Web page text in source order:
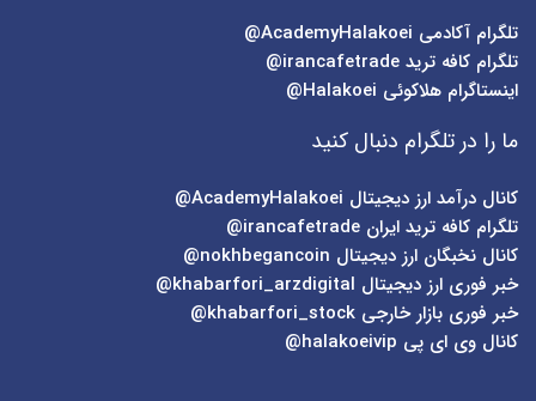
تلگرام آکادمی
تلگرام کافه ترید irancafetrade@
اینستاگرام هلاکوئی Halakoei@
ما را در تلگرام دنبال کنید
کانال درآمد ارز دیجیتال AcademyHalakoei@
تلگرام کافه ترید ایران irancafetrade@
کانال نخبگان ارز دیجیتال nokhbegancoin@
خبر فوری ارز دیجیتال khabarfori_arzdigital@
خبر فوری بازار خارجی khabarfori_stock@
کانال وی ای پی halakoeivip@